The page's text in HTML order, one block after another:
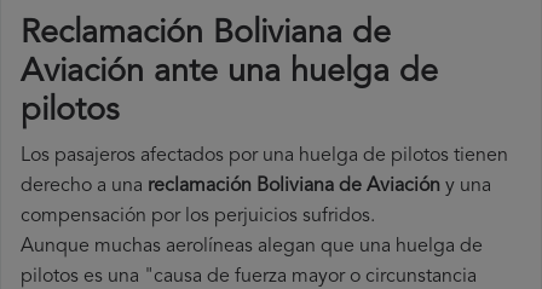
Reclamación Boliviana de
Aviación ante una huelga de
pilotos
Los pasajeros afectados por una huelga de pilotos tienen
derecho a una reclamación Boliviana de Aviación y una
compensación por los perjuicios sufridos.
Aunque muchas aerolíneas alegan que una huelga de
pilotos es una "causa de fuerza mayor o circunstancia